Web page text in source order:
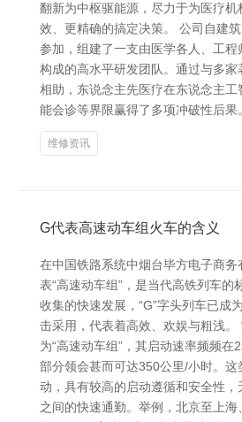
翻新为中枢驱能源，尽力于为医疗机
效、更精确的搞定决策。 公司自建
参加，组建了一支由医学各人、工程
构成的高水平研发团队。通过与多家
相助，东说念主先医疗在东说念主工
能会诊等界限赢得了多项冲破性后果
维修资讯
G代表高速动车组火车的含义
在中国铁路系统中烟台毕方电子商务
表“高速动车组”，是当代高铁列车的
收集的快速发展，“G”字头列车已成
击采用，代表着高效、欢娱与粗浅。
为“高速动车组”，其启动速率频频在
部分领会甚而可达350公里/小时。这
动，具有较高的启动遵循和安全性
之间的快速通勤。举例，北京至上